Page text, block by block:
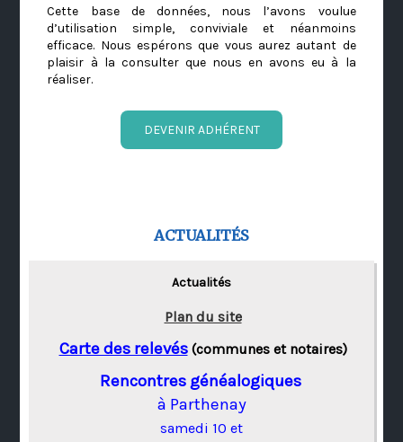
Cette base de données, nous l’avons voulue
d’utilisation simple, conviviale et néanmoins
efficace. Nous espérons que vous aurez autant de
plaisir à la consulter que nous en avons eu à la
réaliser.
DEVENIR ADHÉRENT
ACTUALITÉS
Actualités
Plan du site
Carte des relevés(communes et notaires)
Rencontres généalogiques
à Parthenay
samedi 10 et